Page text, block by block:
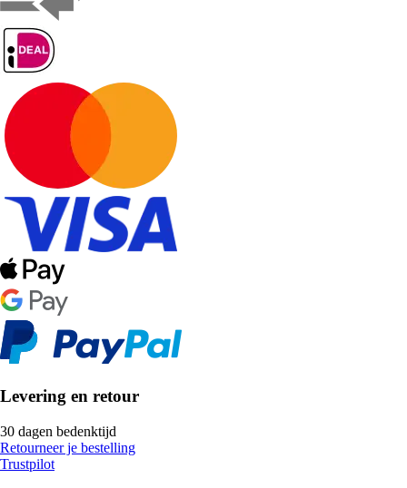
Levering en retour
30 dagen bedenktijd
Retourneer je bestelling
Trustpilot